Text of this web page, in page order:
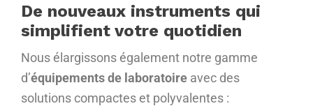
De nouveaux instruments qui
simplifient votre quotidien
Nous élargissons également notre gamme
d’équipements de laboratoire avec des
solutions compactes et polyvalentes :